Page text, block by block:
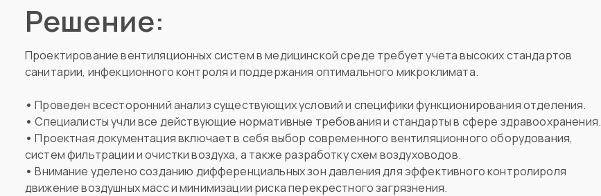
Решение:
Проектирование вентиляционных систем в медицинской среде требует учета высоких стандартов
санитарии, инфекционного контроля и поддержания оптимального микроклимата.
•Проведен всесторонний анализ существующих условий и специфики функционирования отделения.
• Специалисты учли все действующие нормативные требования и стандарты в сфере здравоохранения.
• Проектная документация включает в себя выбор современного вентиляционного оборудования,
систем фильтрации и очистки воздуха, а также разработку схем воздуховодов.
• Внимание уделено созданию дифференциальных зон давления для эффективного контролироля
движение воздушных масс и минимизации риска перекрестного загрязнения.